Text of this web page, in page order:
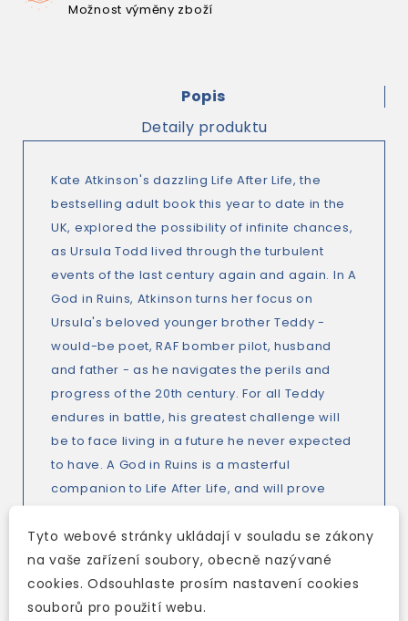
Možnost výměny zboží
Popis
Detaily produktu
Kate Atkinson's dazzling Life After Life, the
bestselling adult book this year to date in the
UK, explored the possibility of infinite chances,
as Ursula Todd lived through the turbulent
events of the last century again and again. In A
God in Ruins, Atkinson turns her focus on
Ursula's beloved younger brother Teddy -
would-be poet, RAF bomber pilot, husband
and father - as he navigates the perils and
progress of the 20th century. For all Teddy
endures in battle, his greatest challenge will
be to face living in a future he never expected
to have. A God in Ruins is a masterful
companion to Life After Life, and will prove
finest novelists of our age.
Tyto webové stránky ukládají v souladu se zákony
na vaše zařízení soubory, obecně nazývané
cookies. Odsouhlaste prosím nastavení cookies
souborů pro použití webu.